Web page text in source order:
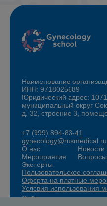
Наименование
ИНН: 9718025689
Юридический адрес:
муниципальный округ
д. 32, строение 3,
+7 (999) 894-83-41
gynecology@rusmedical.ru
О нас
Мероприятия
Эксперты
Новости
Вопросы
Пользовательское
Оферта на платные
Условия использования
Сайт для специалистов